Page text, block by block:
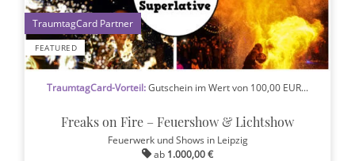
FEATURED
1
TraumtagCard-Vorteil:Gutschein im Wert von 100,00 EUR...
Freaks on Fire – Feuershow & Lichtshow
Feuerwerk und Shows in Leipzig
ab 1.000,00 €